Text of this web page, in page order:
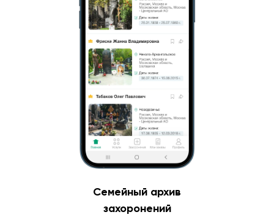
Семейный архив
захоронений